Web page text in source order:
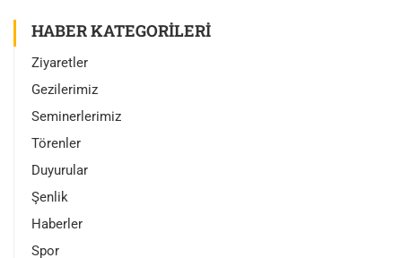
HABER KATEGORILERI
Ziyaretler
Gezilerimiz
Seminerlerimiz
Törenler
Duyurular
Şenlik
Haberler
Spor